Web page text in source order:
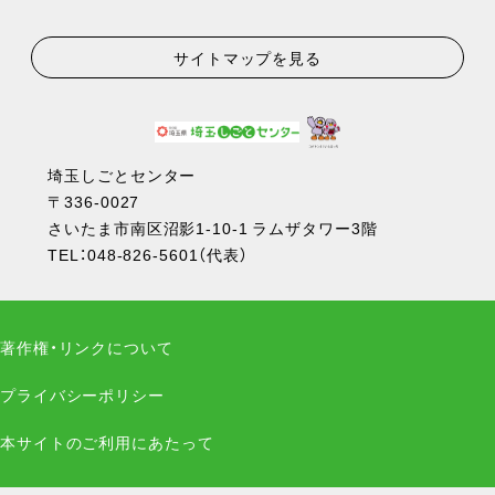
サイトマップを見る
埼玉しごとセンター
〒336-0027
さいたま市南区沼影1-10-1 ラムザタワー3階
TEL：048-826-5601（代表）
著作権・リンクについて
プライバシーポリシー
本サイトのご利用にあたって